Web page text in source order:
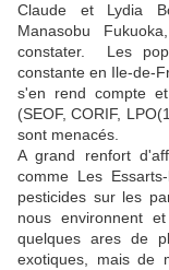
Claude et Lydia
Manasobu
constater. Les
constante en Ile-de-
s'en rend compte
(SEOF, CORIF,
sont menacés.
A grand renfort
comme Les
pesticides sur les
nous environnent
quelques ares de
exotiques, mais de